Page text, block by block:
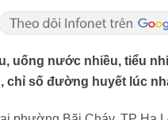
uống nước nhiều, tiểu
chỉ số đường huyết lúc